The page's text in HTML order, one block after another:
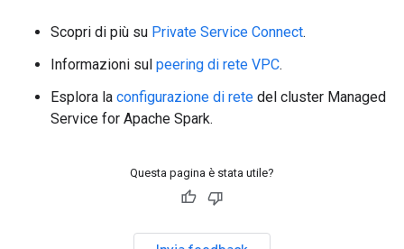
Scopri di più su Private Service Connect.
Informazioni sul peering di rete VPC.
Esplora la configurazione di rete del cluster Managed
Service for Apache Spark.
Questa pagina è stata utile?